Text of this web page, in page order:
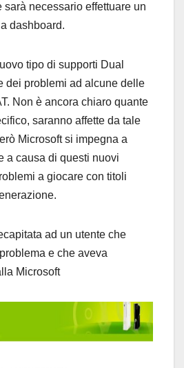
necessario effettuare un
dashboard.
tipo di supporti Dual
dei problemi ad alcune delle
Non è ancora chiaro quante
saranno affette da tale
Microsoft si impegna a
a causa di questi nuovi
a giocare con titoli
ad un utente che
e che aveva
Microsoft